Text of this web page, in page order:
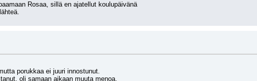
Rosaa, sillä en ajatellut koulupäivänä
porukkaa ei juuri innostunut.
oli samaan aikaan muuta menoa.